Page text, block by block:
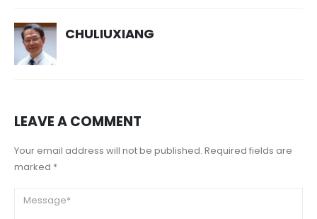
CHULIUXIANG
LEAVE A COMMENT
Your email address will not be published. Required fields are
marked *